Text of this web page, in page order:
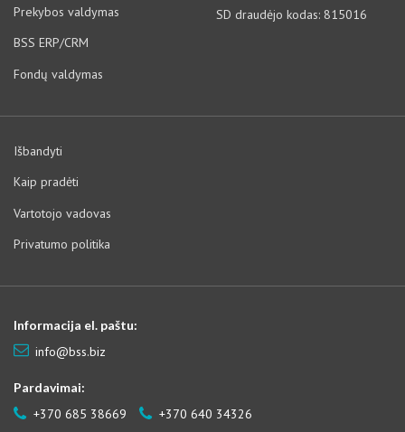
Prekybos valdymas
BSS ERP/CRM
Fondų valdymas
SD draudėjo kodas: 815016
Išbandyti
Kaip pradėti
Vartotojo vadovas
Privatumo politika
Informacija el. paštu:
info@bss.biz
Pardavimai:
+370 685 38669 +370 640 34326